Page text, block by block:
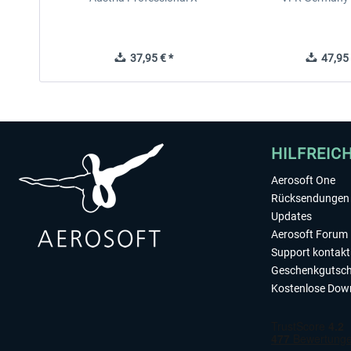
37,95 € * 47,95
Aerosoft One
Updates
Aerosoft Forum
Support
Kostenlose